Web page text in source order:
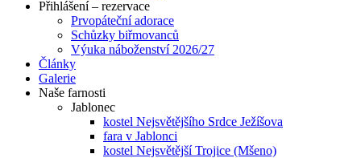
Přihlášení – rezervace
Prvopáteční adorace
Schůzky biřmovanců
Výuka náboženství 2026/27
Články
Galerie
Naše farnosti
Jablonec
kostel Nejsvětějšího Srdce Ježíšova
fara v Jablonci
kostel Nejsvětější Trojice (Mšeno)